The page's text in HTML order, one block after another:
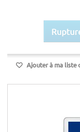
Ajouter à ma liste